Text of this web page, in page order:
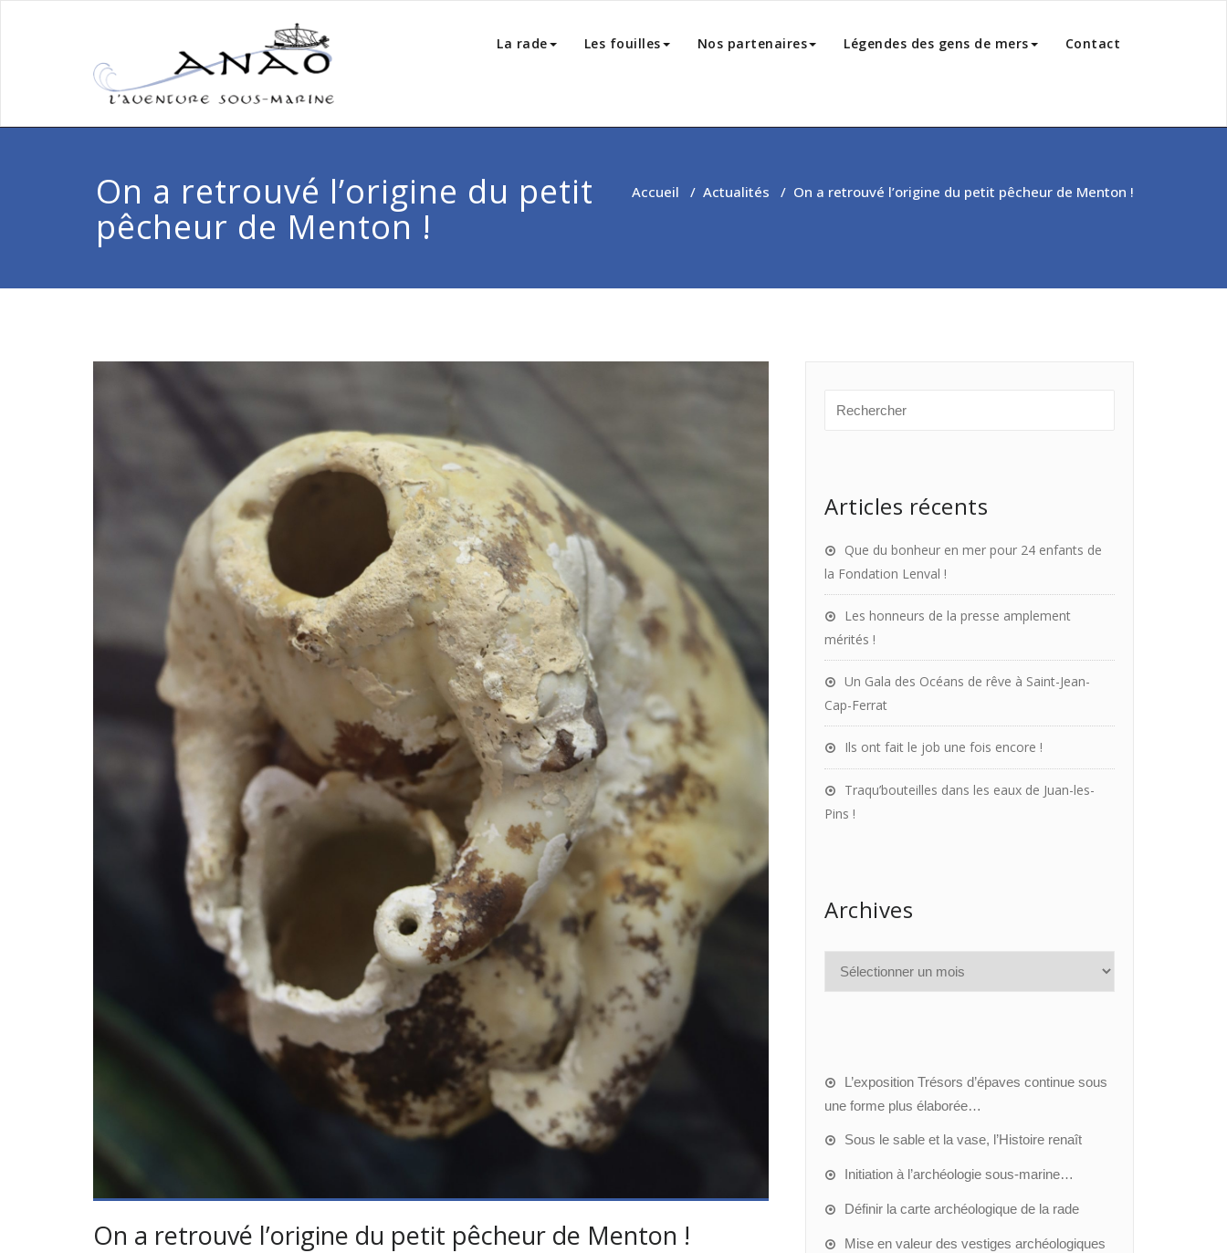
La rade Les fouilles Nos partenaires Légendes des gens de mers Contact
On a retrouvé l’origine du petit
pêcheur de Menton !
Accueil / Actualités / On a retrouvé l’origine du petit pêcheur de Menton !
On a retrouvé l’origine du petit pêcheur de Menton !
Articles récents
Que du bonheur en mer pour 24 enfants de
la Fondation Lenval !
Les honneurs de la presse amplement
mérités !
Un Gala des Océans de rêve à Saint-Jean-
Cap-Ferrat
Ils ont fait le job une fois encore !
Traqu’bouteilles dans les eaux de Juan-les-
Pins !
Archives
L’exposition Trésors d’épaves continue sous
une forme plus élaborée…
Sous le sable et la vase, l’Histoire renaît
Initiation à l’archéologie sous-marine…
Définir la carte archéologique de la rade
Mise en valeur des vestiges archéologiques